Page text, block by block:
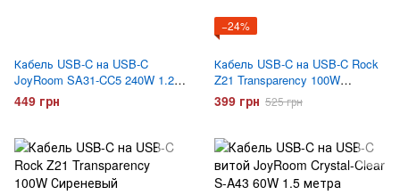
Кабель USB-C на USB-C
JoyRoom SA31-CC5 240W 1.2
метра Черный
449 грн
−24%
Кабель USB-C на USB-C Rock
Z21 Transparency 100W
Черный
399 грн 525 грн